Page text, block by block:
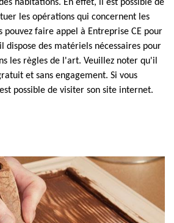
habitations. En effet, il est possible de
les opérations qui concernent les
pouvez faire appel à Entreprise CE pour
dispose des matériels nécessaires pour
les règles de l'art. Veuillez noter qu'il
et sans engagement. Si vous
possible de visiter son site internet.